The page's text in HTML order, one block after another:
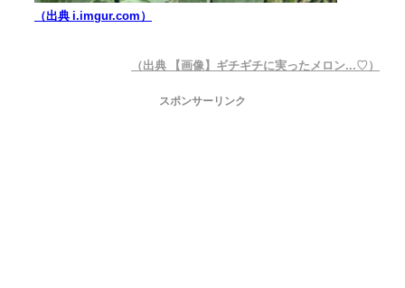
（出典 i.imgur.com）
（出典 【画像】ギチギチに実ったメロン...♡）
スポンサーリンク